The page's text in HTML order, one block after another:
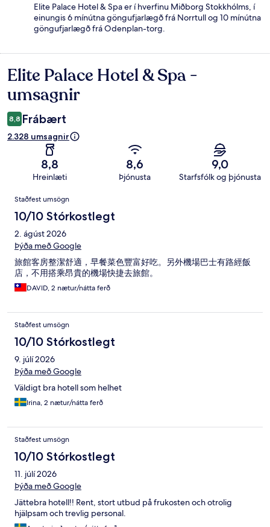
Elite Palace Hotel & Spa er í hverfinu Miðborg Stokkhólms, í
einungis 6 mínútna göngufjarlægð frá Norrtull og 10 mínútna
göngufjarlægð frá Odenplan-torg.
Umsagnir
Elite Palace Hotel & Spa -
umsagnir
8,8 Frábært
2.328 umsagnir
8,8
Hreinlæti
8,6
Þjónusta
9,0
Starfsfólk og þjónusta
Umsagnir
Staðfest umsögn
10/10 Stórkostlegt
2. ágúst 2026
Þýða með Google
旅館客房整潔舒適，早餐菜色豐富好吃。另外機場巴士有路經飯
店，不用搭乘昂貴的機場快捷去旅館。
DAVID, 2 nætur/nátta ferð
Staðfest umsögn
10/10 Stórkostlegt
9. júlí 2026
Þýða með Google
Väldigt bra hotell som helhet
Irina, 2 nætur/nátta ferð
Staðfest umsögn
10/10 Stórkostlegt
11. júlí 2026
Þýða með Google
Jättebra hotell!! Rent, stort utbud på frukosten och otrolig
hjälpsam och trevlig personal.